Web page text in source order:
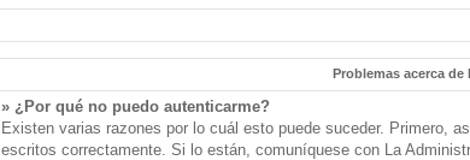
Problemas acerca
» ¿Por qué no puedo autenticarme?
Existen varias razones por lo cuál esto puede suceder. Primero,
escritos correctamente. Si lo están, comuníquese con La